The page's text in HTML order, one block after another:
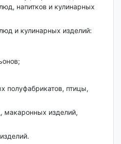
напитков и кулинарных
и кулинарных изделий:
полуфабрикатов, птицы,
макаронных изделий,